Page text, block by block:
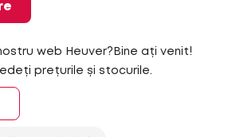
web Heuver?Bine ați venit!
prețurile și stocurile.